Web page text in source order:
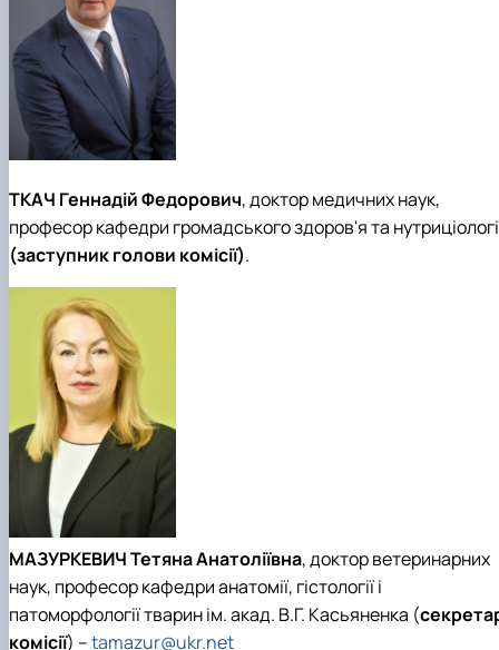
ТКАЧ Геннадій Федорович, доктор медичних наук,
професор кафедри громадського здоров'я та
(заступник голови комісії).
МАЗУРКЕВИЧ Тетяна Анатоліївна, доктор ветеринарних
наук, професор кафедри анатомії, гістології і
патоморфології тварин ім. акад. В.Г. Касьяненка (
комісії) –tamazur@ukr.net